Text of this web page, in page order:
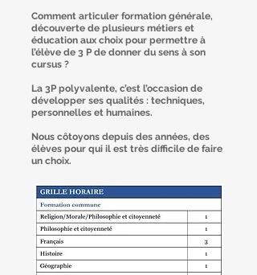
Comment articuler formation générale,
découverte de plusieurs métiers et
éducation aux choix pour permettre à
l’élève de 3 P de donner du sens à son
cursus ?
La 3P polyvalente, c’est l’occasion de
développer ses qualités : techniques,
personnelles et humaines.
Nous côtoyons depuis des années, des
élèves pour qui il est très difficile de faire
un choix.